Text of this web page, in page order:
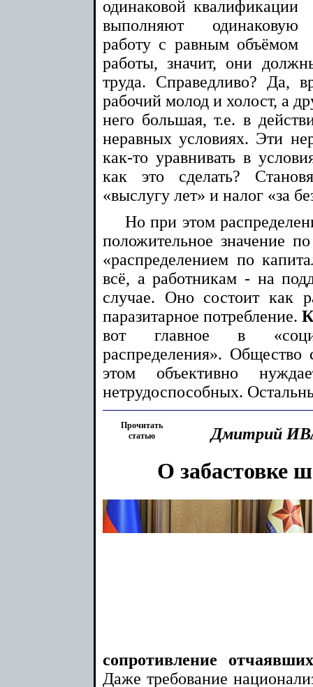
одинаковой квалификации
выполняют одинаковую
работу с равным объёмом
работы, значит, они
труда. Справедливо? Да,
рабочий молод и холост, а
него большая, т.е. в
неравных условиях. Эти
как-то уравнивать в
как это сделать?
«выслугу лет» и налог «за
Но при этом
положительное значение
«распределением по
всё, а работникам - на
случае. Оно состоит как
паразитарное потребление.
вот главное в
распределения». Общество
этом объективно
нетрудоспособных.
Прочитать
статью
Дмитрий
О забастовке
сопротивление
Даже требование